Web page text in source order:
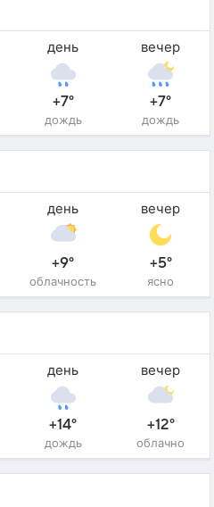
день
+7°
дождь
вечер
+7°
дождь
день
+9°
облачность
вечер
+5°
ясно
день
+14°
дождь
вечер
+12°
облачно